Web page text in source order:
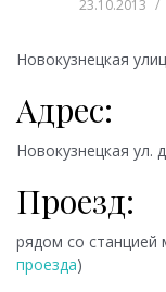
23.10.2013
Новокузнецкая
Адрес:
Новокузнецкая ул.
Проезд:
рядом со станцией
проезда)